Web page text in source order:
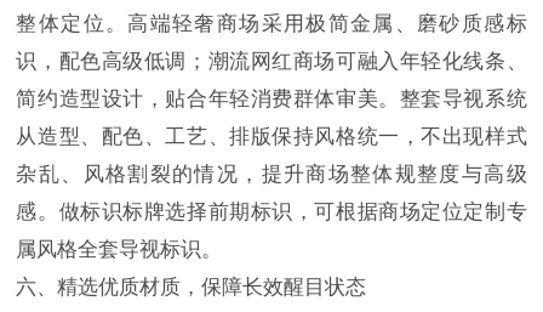
整体定位。高端轻奢商场采用极简金属、磨砂质感标
识，配色高级低调；潮流网红商场可融入年轻化线条、
简约造型设计，贴合年轻消费群体审美。整套导视系统
从造型、配色、工艺、排版保持风格统一，不出现样式
杂乱、风格割裂的情况，提升商场整体规整度与高级
感。做标识标牌选择前期标识，可根据商场定位定制专
属风格全套导视标识。
六、精选优质材质，保障长效醒目状态